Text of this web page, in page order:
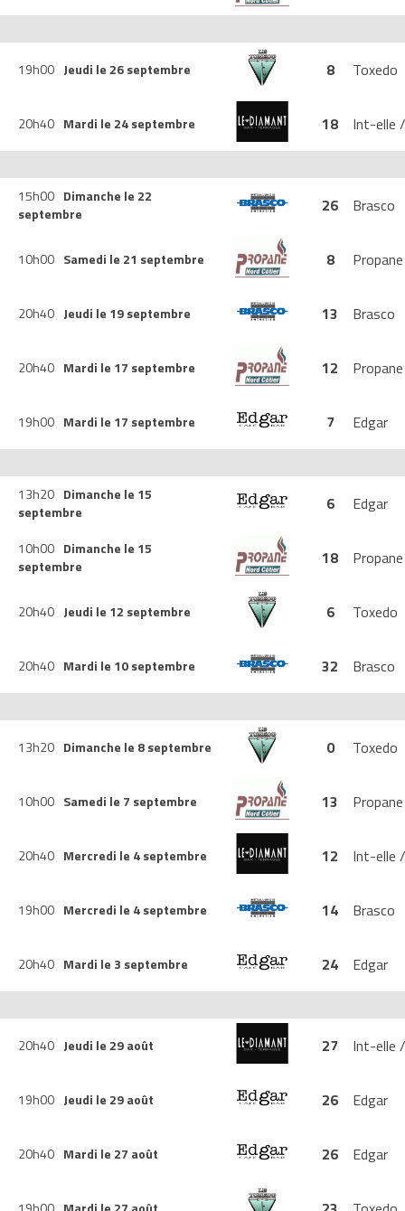
19h00 Jeudi le 26 septembre 8 Toxedo
20h40 Mardi le 24 septembre 18 Int-elle
15h00 Dimanche le 22
septembre
26 Brasco
10h00 Samedi le 21 septembre 8
20h40 Jeudi le 19 septembre 13 Brasco
20h40 Mardi le 17 septembre 12
19h00 Mardi le 17 septembre 7 Edgar
13h20 Dimanche le 15
septembre
6 Edgar
10h00 Dimanche le 15
septembre
18
20h40 Jeudi le 12 septembre 6 Toxedo
20h40 Mardi le 10 septembre 32 Brasco
13h20 Dimanche le 8 septembre 0 Toxedo
10h00 Samedi le 7 septembre 13
20h40 Mercredi le 4 septembre 12 Int-elle
19h00 Mercredi le 4 septembre 14 Brasco
20h40 Mardi le 3 septembre 24 Edgar
20h40 Jeudi le 29 août 27 Int-elle
19h00 Jeudi le 29 août 26 Edgar
20h40 Mardi le 27 août 26 Edgar